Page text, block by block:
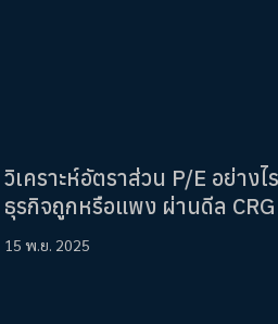
วิเคราะห์อัตราส่วน P/E อย่างไ
ธุรกิจถูกหรือแพง ผ่านดีล
15 พ.ย. 2025